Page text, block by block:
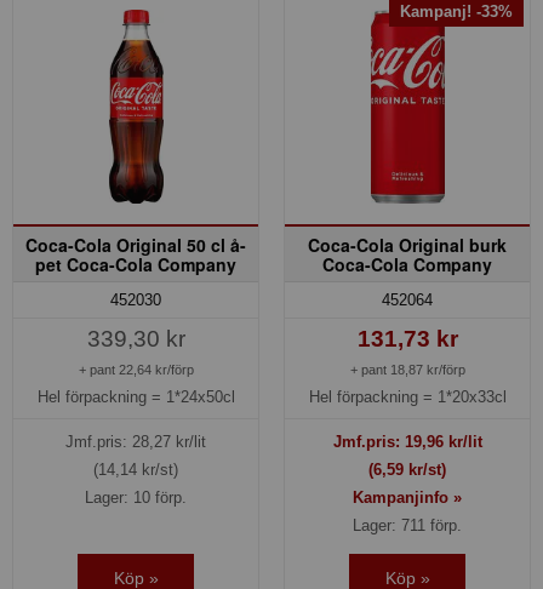
Coca-Cola Original 50 cl å-
pet Coca-Cola Company
452030
339,30 kr
+ pant 22,64 kr/förp
Hel förpackning = 1*24x50cl
Jmf.pris: 28,27 kr/lit
(14,14 kr/st)
Lager: 10 förp.
Köp »
Kampanj! -33%
Coca-Cola Original burk
Coca-Cola Company
452064
131,73 kr
+ pant 18,87 kr/förp
Hel förpackning = 1*20x33cl
Jmf.pris: 19,96kr/lit
(6,59 kr/st)
Kampanjinfo »
Lager: 711 förp.
Köp »